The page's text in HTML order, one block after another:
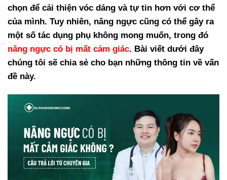
chọn để cải thiện vóc dáng và tự tin hơn với cơ thể
của mình. Tuy nhiên, nâng ngực cũng có thể gây ra
một số tác dụng phụ không mong muốn, trong đó
nâng ngực có bị mất cảm giác. Bài viết dưới đây
chúng tôi sẽ chia sẻ cho bạn những thông tin về vấn
đề này.